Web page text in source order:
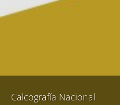
Calcografía Nacional